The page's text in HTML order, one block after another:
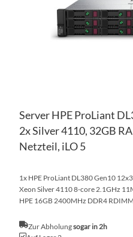
Server HPE ProLiant
2x Silver 4110, 32GB
Netzteil, iLO 5
1x HPE ProLiant DL380 Gen10
Xeon Silver 4110 8-core 2.1GHz
HPE 16GB 2400MHz DDR4
Zur Abholungsogar in 2h